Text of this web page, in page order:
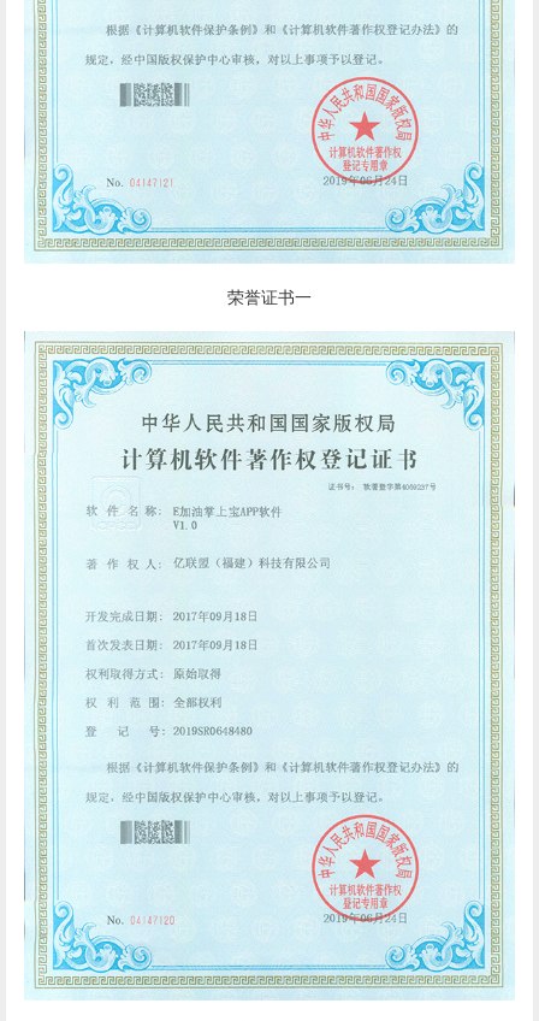
荣誉证书一